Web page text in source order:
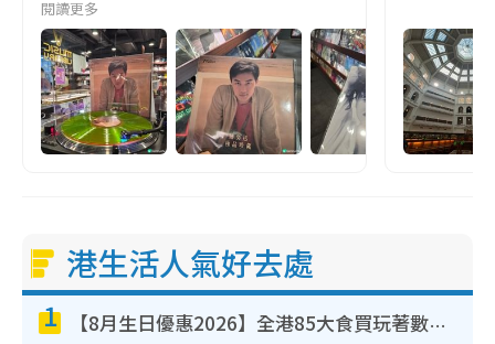
閱讀更多
港生活人氣好去處
1 【8月生日優惠2026】全港85大食買玩著數攻略 自助餐/火鍋放題同行免費＋誠品/DONKI送現金券